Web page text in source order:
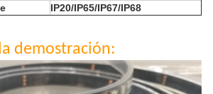
IP20/IP65/IP67/IP68
demostración: